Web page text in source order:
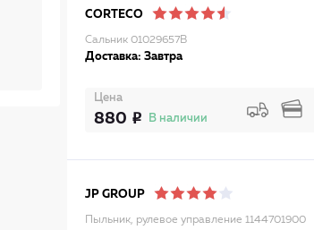
CORTECO
Сальник 01029657B
Доставка: Завтра
Цена
880 В наличии
JP GROUP
Пыльник, рулевое управление 1144701900